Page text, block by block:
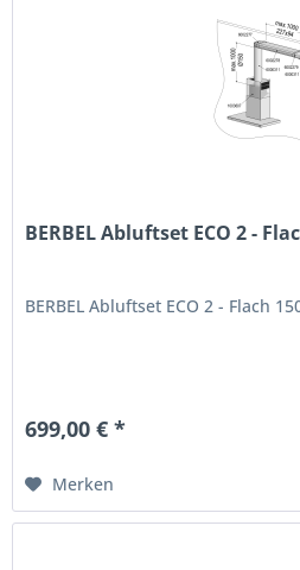
BERBEL Abluftset ECO 2 -
BERBEL Abluftset ECO 2 - Flach
699,00 € *
Merken